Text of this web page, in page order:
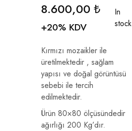
8.600,00 ₺
+20% KDV
In
stock
Kırmızı mozaikler ile
üretilmektedir , sağlam
yapısı ve doğal görüntüsü
sebebi ile tercih
edilmektedir.
Ürün 80×80 ölçüsündedir
ağırlığı 200 Kg’dır.